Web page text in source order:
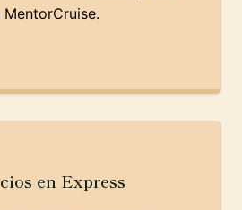
MentorCruise.
en Express